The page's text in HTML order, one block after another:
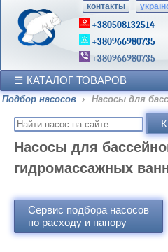
контакты
+380508132514
+380966980735
+380966980735
КАТАЛОГ ТОВАРОВ
Подбор насосов › Насосы для
Насосы для
гидромассажных
Сервис подбора насосов
по расходу и напору